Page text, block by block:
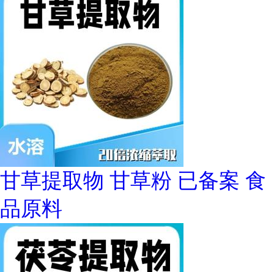
甘草提取物 甘草粉 已备案 食
品原料